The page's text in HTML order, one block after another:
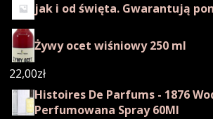
jak i od święta. Gwarantują
Żywy ocet wiśniowy 250 ml
22,00zł
Histoires De Parfums - 1876
Perfumowana Spray 60Ml